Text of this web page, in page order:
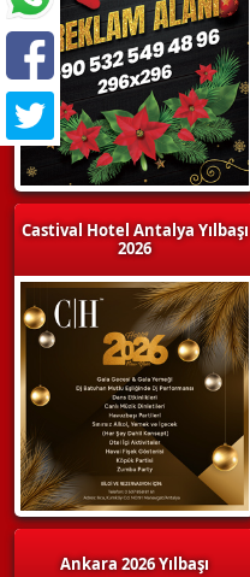
Castival Hotel Antalya Yılbaşı
2026
Ankara 2026 Yılbaşı